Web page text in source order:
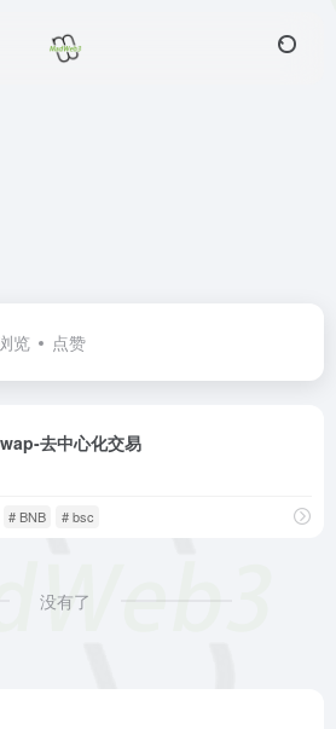
览 点赞
去中心化交易
# BNB # bsc
没有了